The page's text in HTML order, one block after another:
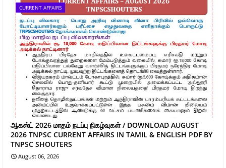
CURRENT AFFAIRS
ஆகஸ்ட் 2026 மாதம் நடப்பு நிகழ்வுகள் / DOWNLOAD AUGUST
2026 TNPSC CURRENT AFFAIRS IN TAMIL & ENGLISH PDF BY
TNPSC SHOUTERS
August 06, 2026